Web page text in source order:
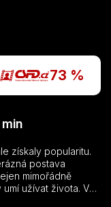
73 %
získaly popularitu.
postava
mimořádně
užívat života. V
Novák postavu